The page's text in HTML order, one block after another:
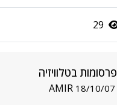
29
פרסומות בטלוויזיה
AMIR 18/10/07